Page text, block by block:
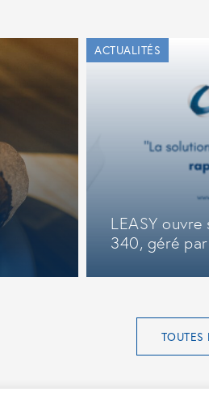
ACTUALITÉS
LEASY
340, géré par